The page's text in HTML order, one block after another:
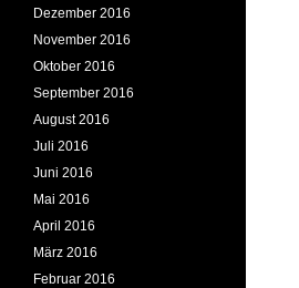
Dezember 2016
November 2016
Oktober 2016
September 2016
August 2016
Juli 2016
Juni 2016
Mai 2016
April 2016
März 2016
Februar 2016